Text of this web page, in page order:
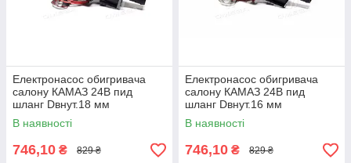
Електронасос обигривача
салону КАМАЗ 24В пид
шланг Dвнут.18 мм
(DECARO) 321.3780-10 UA58
В наявності
746,10 ₴ 829 ₴
Електронасос обигривача
салону КАМАЗ 24В пид
шланг Dвнут.16 мм
(DECARO) 321.3780-10-01
UA58
В наявності
746,10 ₴ 829 ₴